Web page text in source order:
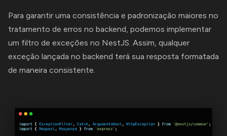
Para garantir uma consistência e padronização maiores no
tratamento de erros no backend, podemos implementar
um filtro de exceções no NestJS. Assim, qualquer
exceção lançada no backend terá sua resposta formatada
de maneira consistente.